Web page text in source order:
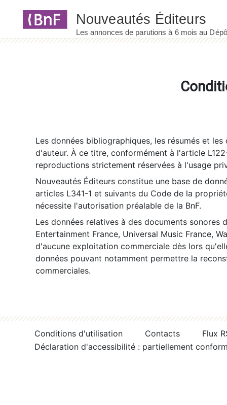
Les données bibliographiques, les résumés et
d'auteur. À ce titre, conformément à l'article
reproductions strictement réservées à l'usage
Nouveautés Éditeurs constitue une base de
articles L341-1 et suivants du Code de la
nécessite l'autorisation préalable de la BnF.
Les données relatives à des documents sonores
Entertainment France, Universal Music France,
d'aucune exploitation commerciale dès lors
données pouvant notamment permettre la
commerciales.
Conditions d'utilisation Contacts
Flux
Déclaration d'accessibilité : partiellement